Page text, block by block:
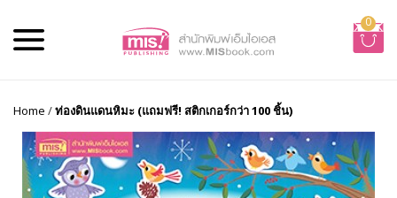
0
Home /ท่องดินแดนหิมะ (แถมฟรี! สติกเกอร์กว่า 100 ชิ้น)